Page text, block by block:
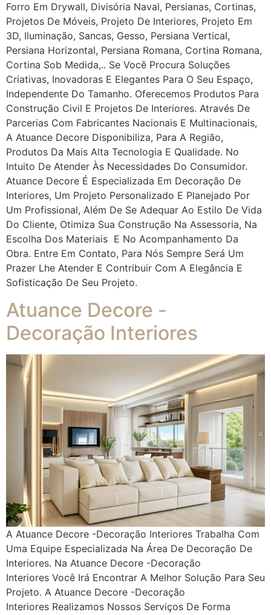
Forro Em Drywall, Divisória Naval, Persianas, Cortinas,
Projetos De Móveis, Projeto De Interiores, Projeto Em
3D, Iluminação, Sancas, Gesso, Persiana Vertical,
Persiana Horizontal, Persiana Romana, Cortina Romana,
Cortina Sob Medida,.. Se Você Procura Soluções
Criativas, Inovadoras E Elegantes Para O Seu Espaço,
Independente Do Tamanho. Oferecemos Produtos Para
Construção Civil E Projetos De Interiores. Através De
Parcerias Com Fabricantes Nacionais E Multinacionais,
A Atuance Decore Disponibiliza, Para A Região,
Produtos Da Mais Alta Tecnologia E Qualidade. No
Intuito De Atender Às Necessidades Do Consumidor.
Atuance Decore É Especializada Em Decoração De
Interiores, Um Projeto Personalizado E Planejado Por
Um Profissional, Além De Se Adequar Ao Estilo De Vida
Do Cliente, Otimiza Sua Construção Na Assessoria, Na
Escolha Dos Materiais E No Acompanhamento Da
Obra. Entre Em Contato, Para Nós Sempre Será Um
Prazer Lhe Atender E Contribuir Com A Elegância E
Sofisticação De Seu Projeto.
Atuance Decore -
Decoração Interiores
A Atuance Decore -Decoração Interiores Trabalha Com
Uma Equipe Especializada Na Área De Decoração De
Interiores. Na Atuance Decore -Decoração
Interiores Você Irá Encontrar A Melhor Solução Para Seu
Projeto. A Atuance Decore -Decoração
Interiores Realizamos Nossos Serviços De Forma